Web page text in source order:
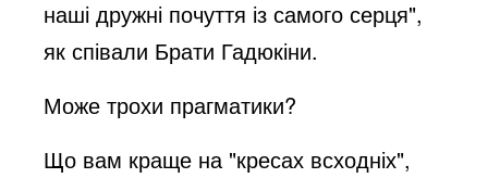
наші дружні почуття із самого серця",
як співали Брати Гадюкіни.
Може трохи прагматики?
Що вам краще на "кресах всходніх",